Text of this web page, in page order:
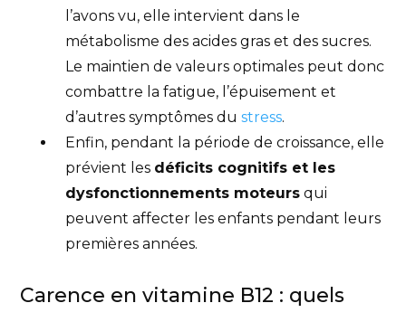
l’avons vu, elle intervient dans le
métabolisme des acides gras et des sucres.
Le maintien de valeurs optimales peut donc
combattre la fatigue, l’épuisement et
d’autres symptômes dustress.
Enfin, pendant la période de croissance, elle
prévient les déficits cognitifs et les
dysfonctionnements moteurs qui
peuvent affecter les enfants pendant leurs
premières années.
Carence en vitamine B12 : quels